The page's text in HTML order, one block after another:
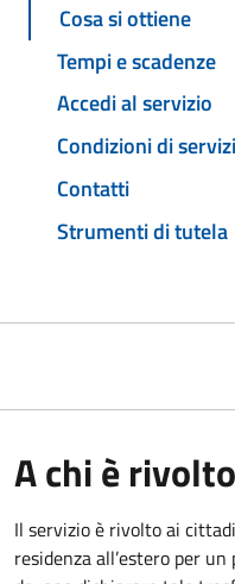
Cosa si ottiene
Tempi e scadenze
Accedi al servizio
Condizioni di
Contatti
Strumenti di tutela
A chi è rivolto
Il servizio è rivolto ai
residenza all’estero per